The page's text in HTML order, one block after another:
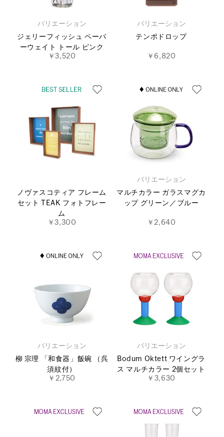
バリエーション
ジェリーフィッシュ ペーパ
ーウェイト トール ピンク
￥3,520
バリエーション
テンポドロップ
￥6,820
ノヴァスコティア フレーム
セット TEAK フォトフレー
ム
￥3,300
バリエーション
マルチカラー ガラスマグカ
ップ グリーン／ブルー
￥2,640
バリエーション
柳 宗理 「和食器」飯碗 （呉
須紋付）
￥2,750
バリエーション
Bodum Oktett ワイングラ
ス マルチカラー 2個セット
￥3,630